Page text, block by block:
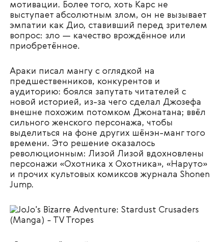
мотивации. Более того, хоть Карс не
выступает абсолютным злом, он не вызывает
эмпатии как Дио, ставивший перед зрителем
вопрос: зло — качество врождённое или
приобретённое.
Араки писал мангу с оглядкой на
предшественников, конкурентов и
аудиторию: боялся запутать читателей с
новой историей, из-за чего сделал Джозефа
внешне похожим потомком Джонатана; ввёл
сильного женского персонажа, чтобы
выделиться на фоне других шёнэн-манг того
времени. Это решение оказалось
революционным: Лизой Лизой вдохновлены
персонажи «Охотника x Охотника», «Наруто»
и прочих культовых комиксов журнала Shonen
Jump.